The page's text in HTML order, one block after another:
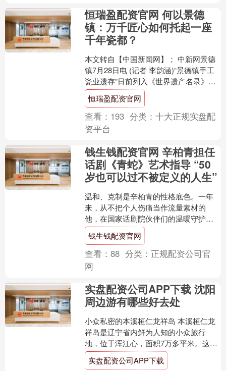
恒瑞盈配资官网 何以景德
镇：万千匠心如何托起一座
千年瓷都？
本文转自【中国新闻网】； 中新网景德
镇7月28日电 (记者 李韵涵)“景德镇手工
瓷业遗存”日前列入《世界遗产名录》，
这座守着窑火走过千年的“瓷都”，由此站
上世界....
恒瑞盈配资官网
查看： 193 分类：十大正规实盘配
资平台
钱生钱配资官网 辛柏青担任
话剧《青蛇》艺术指导 “50
岁也可以过不被定义的人生”
温和、克制是辛柏青的性格底色。一年
来，从不把个人伤痛当作流量素材的
他，在国家话剧院伙伴们的温暖守护下
不仅再度穿起“苏大人”的宽袍，更是以表
演指导的身份陪伴话剧《....
钱生钱配资官网
查看：88 分类： 正规配资公司官
网
实盘配资公司APP下载 沈阳
周边游有哪些好去处
小众私密的本溪桓仁龙祥岛 本溪桓仁龙
祥岛是辽宁省内鲜为人知的小众旅行
地，位于浑江心，面积7万多平米。这里
是一岛一酒店，人少景美、私密性极
强，远离喧嚣，氛围感拉满....
实盘配资公司APP下载